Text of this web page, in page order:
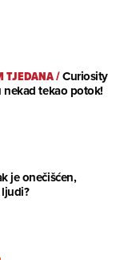
TJEDANA/Curiosity
tekao potok!
je onečišćen,